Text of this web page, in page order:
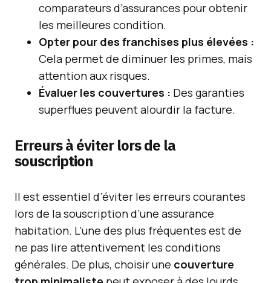
comparateurs d’assurances pour obtenir
les meilleures condition.
Opter pour des franchises plus élevées :
Cela permet de diminuer les primes, mais
attention aux risques.
Évaluer les couvertures : Des garanties
superflues peuvent alourdir la facture.
Erreurs à éviter lors de la
souscription
Il est essentiel d’éviter les erreurs courantes
lors de la souscription d’une assurance
habitation. L’une des plus fréquentes est de
ne pas lire attentivement les conditions
générales. De plus, choisir une couverture